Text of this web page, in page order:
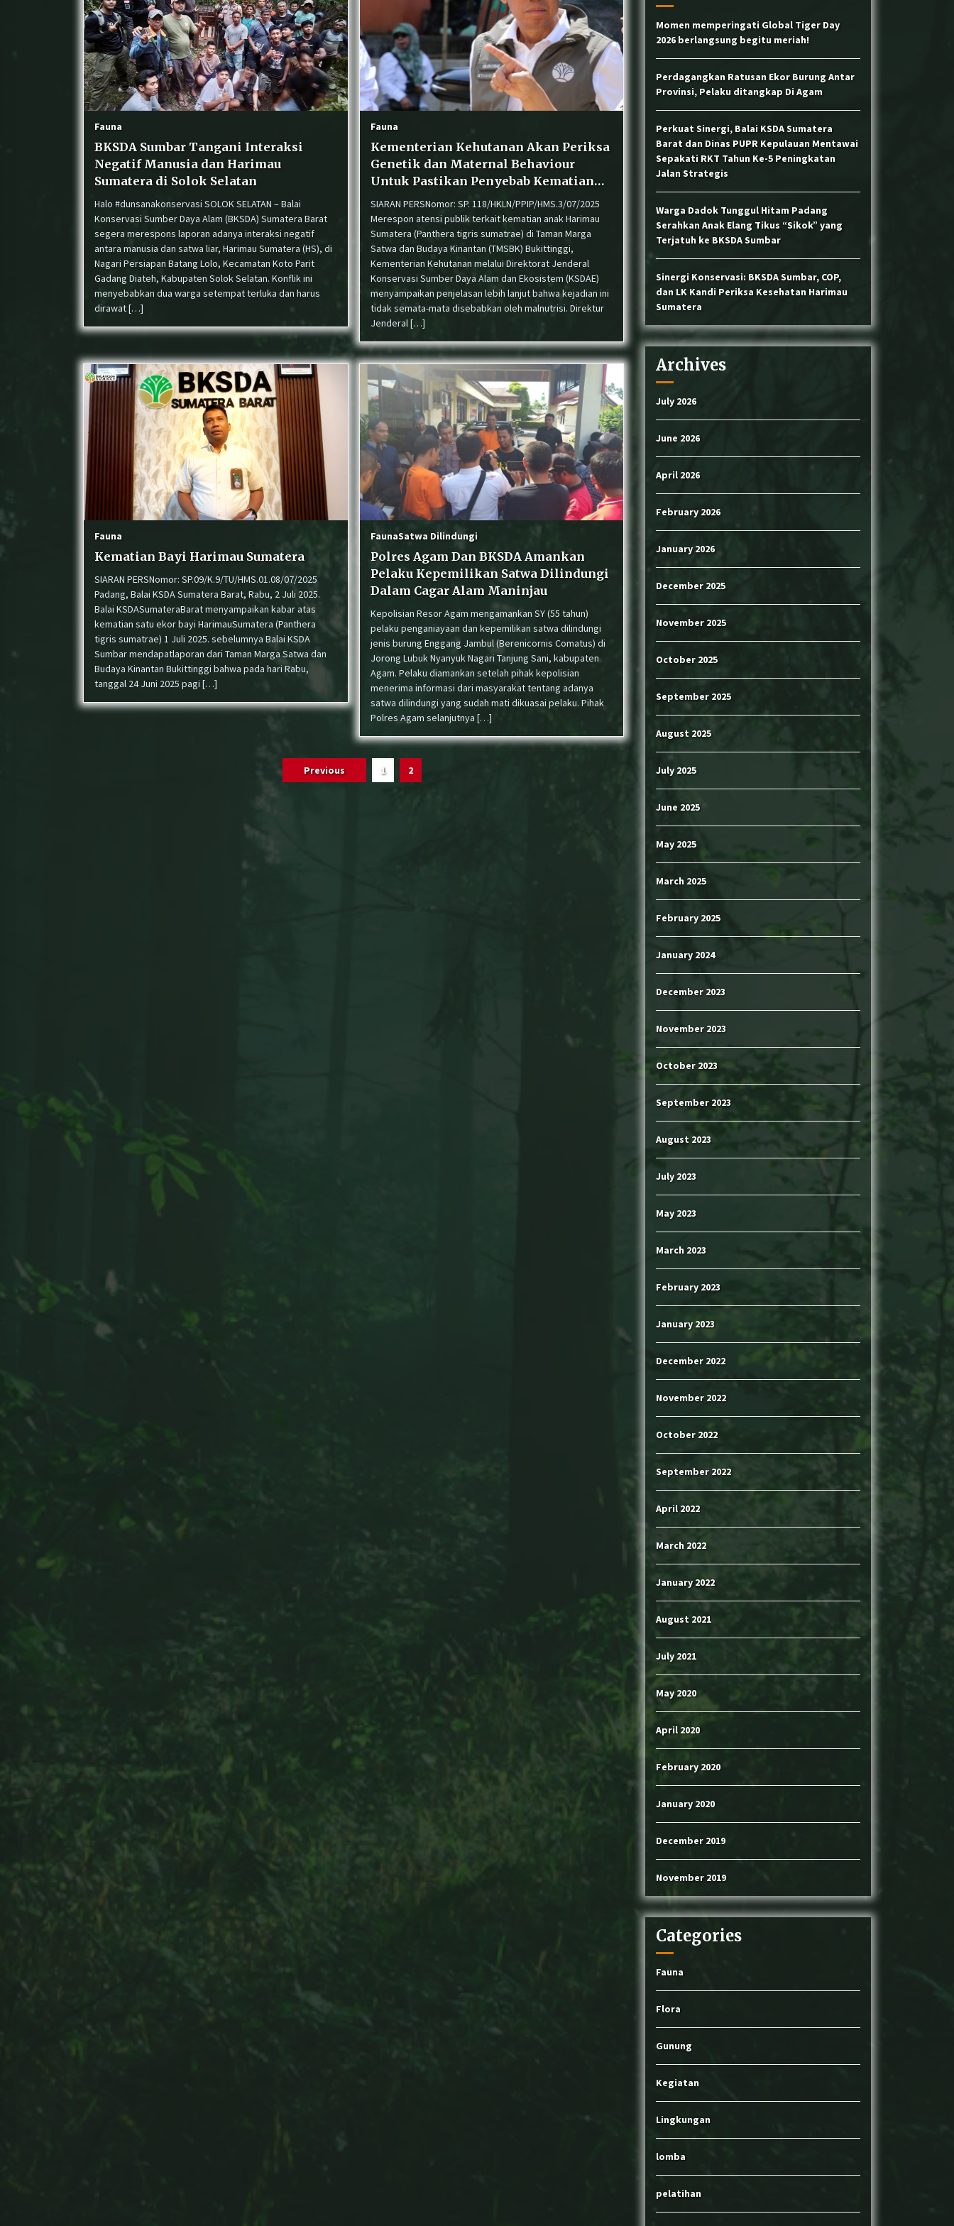
Sumbar
BKSDA Sumbar Tangani Konflik
Beruang Madu yang Resahkan
Warga di Lubuk Sikaping
Wujud Akuntabilitas: Transparansi
Kinerja untuk Alam Sumatera Barat
Lemas di Dekat Trafo, Satwa Lutung
BKSDA Sumbar
Konflik Satwa di Sijunjung: Beruang
BKSDA dan COP Pasang Kandang
Singgalang via Pandai Sikek
Fauna
BKSDA Sumbar Tangani Interaksi
Negatif Manusia dan Harimau
Sumatera di Solok Selatan
Halo #dunsanakonservasi SOLOK SELATAN – Balai
Konservasi Sumber Daya Alam (BKSDA) Sumatera Barat
segera merespons laporan adanya interaksi negatif
antara manusia dan satwa liar, Harimau Sumatera (HS), di
Nagari Persiapan Batang Lolo, Kecamatan Koto Parit
Gadang Diateh, Kabupaten Solok Selatan. Konflik ini
menyebabkan dua warga setempat terluka dan harus
dirawat […]
Fauna
Kementerian Kehutanan Akan Periksa
Genetik dan Maternal Behaviour
Untuk Pastikan Penyebab Kematian
Anak Harimau Sumatera
SIARAN PERSNomor: SP. 118/HKLN/PPIP/HMS.3/07/2025
Merespon atensi publik terkait kematian anak Harimau
Sumatera (Panthera tigris sumatrae) di Taman Marga
Satwa dan Budaya Kinantan (TMSBK) Bukittinggi,
Kementerian Kehutanan melalui Direktorat Jenderal
Konservasi Sumber Daya Alam dan Ekosistem (KSDAE)
menyampaikan penjelasan lebih lanjut bahwa kejadian ini
tidak semata-mata disebabkan oleh malnutrisi. Direktur
Jenderal […]
Fauna
Kematian Bayi Harimau Sumatera
SIARAN PERSNomor: SP.09/K.9/TU/HMS.01.08/07/2025
Padang, Balai KSDA Sumatera Barat, Rabu, 2 Juli 2025.
Balai KSDASumateraBarat menyampaikan kabar atas
kematian satu ekor bayi HarimauSumatera (Panthera
tigris sumatrae) 1 Juli 2025. sebelumnya Balai KSDA
Sumbar mendapatlaporan dari Taman Marga Satwa dan
Budaya Kinantan Bukittinggi bahwa pada hari Rabu,
tanggal 24 Juni 2025 pagi […]
FaunaSatwa Dilindungi
Polres Agam Dan BKSDA Amankan
Pelaku Kepemilikan Satwa Dilindungi
Dalam Cagar Alam Maninjau
Kepolisian Resor Agam mengamankan SY (55 tahun)
pelaku penganiayaan dan kepemilikan satwa dilindungi
jenis burung Enggang Jambul (Berenicornis Comatus) di
Jorong Lubuk Nyanyuk Nagari Tanjung Sani, kabupaten
Agam. Pelaku diamankan setelah pihak kepolisian
menerima informasi dari masyarakat tentang adanya
satwa dilindungi yang sudah mati dikuasai pelaku. Pihak
Polres Agam selanjutnya […]
Previous 1 2
Momen memperingati Global Tiger Day
2026 berlangsung begitu meriah!
Perdagangkan Ratusan Ekor Burung Antar
Provinsi, Pelaku ditangkap Di Agam
Perkuat Sinergi, Balai KSDA Sumatera
Barat dan Dinas PUPR Kepulauan Mentawai
Sepakati RKT Tahun Ke-5 Peningkatan
Jalan Strategis
Warga Dadok Tunggul Hitam Padang
Serahkan Anak Elang Tikus “Sikok” yang
Terjatuh ke BKSDA Sumbar
Sinergi Konservasi: BKSDA Sumbar, COP,
dan LK Kandi Periksa Kesehatan Harimau
Sumatera
Archives
July 2026
June 2026
April 2026
February 2026
January 2026
December 2025
November 2025
October 2025
September 2025
August 2025
July 2025
June 2025
May 2025
March 2025
February 2025
January 2024
December 2023
November 2023
October 2023
September 2023
August 2023
July 2023
May 2023
March 2023
February 2023
January 2023
December 2022
November 2022
October 2022
September 2022
April 2022
March 2022
January 2022
August 2021
July 2021
May 2020
April 2020
February 2020
January 2020
December 2019
November 2019
Categories
Fauna
Flora
Gunung
Kegiatan
Lingkungan
lomba
pelatihan